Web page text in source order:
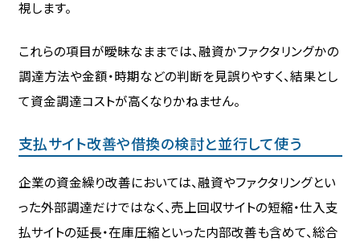
視します。
これらの項目が曖昧なままでは、融資かファクタリングかの
調達方法や金額・時期などの判断を見誤りやすく、結果とし
て資金調達コストが高くなりかねません。
支払サイト改善や借換の検討と並行して使う
企業の資金繰り改善においては、融資やファクタリングとい
った外部調達だけではなく、売上回収サイトの短縮・仕入支
払サイトの延長・在庫圧縮といった内部改善も含めて、総合